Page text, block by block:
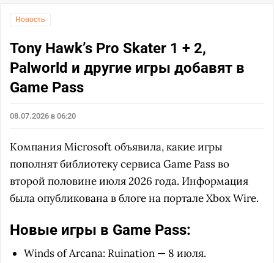
Новость
Tony Hawk’s Pro Skater 1 + 2,
Palworld и другие игры добавят в
Game Pass
08.07.2026 в 06:20
Компания Microsoft объявила, какие игры
пополнят библиотеку сервиса Game Pass во
второй половине июля 2026 года. Информация
была опубликована в блоге на портале Xbox Wire.
Новые игры в Game Pass:
Winds of Arcana: Ruination — 8 июля.